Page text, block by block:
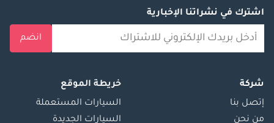
اشترك في نشراتنا الإخبارية
انضم
شركة
إتصل بنا
من نحن
خريطة الموقع
السيارات المستعملة
السيارات الجديدة